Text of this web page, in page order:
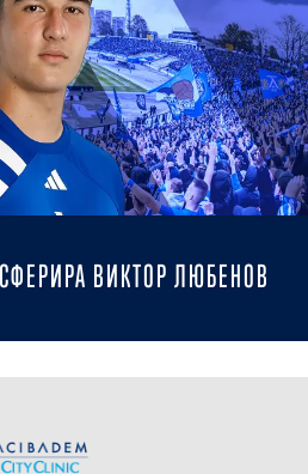
ВИКТОР ЛЮБЕНОВ